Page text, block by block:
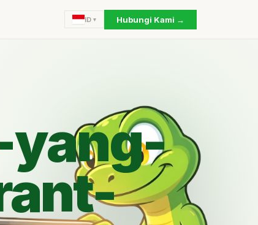
ID Hubungi Kami →
yang-